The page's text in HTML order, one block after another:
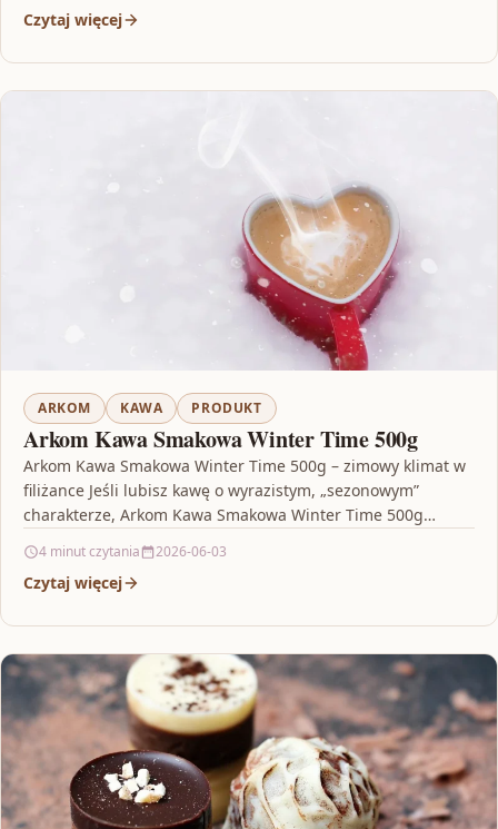
Czytaj więcej
ARKOM KAWA PRODUKT
Arkom Kawa Smakowa Winter Time 500g
Arkom Kawa Smakowa Winter Time 500g – zimowy klimat w
filiżance Jeśli lubisz kawę o wyrazistym, „sezonowym”
charakterze, Arkom Kawa Smakowa Winter Time 500g…
4 minut czytania 2026-06-03
Czytaj więcej